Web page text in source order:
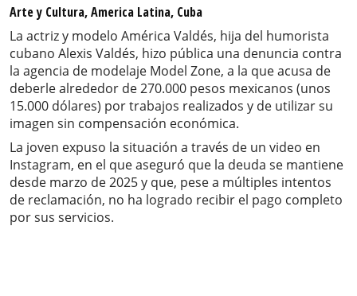
Arte y Cultura, America Latina, Cuba
La actriz y modelo América Valdés, hija del humorista
cubano Alexis Valdés, hizo pública una denuncia contra
la agencia de modelaje Model Zone, a la que acusa de
deberle alrededor de 270.000 pesos mexicanos (unos
15.000 dólares) por trabajos realizados y de utilizar su
imagen sin compensación económica.
La joven expuso la situación a través de un video en
Instagram, en el que aseguró que la deuda se mantiene
desde marzo de 2025 y que, pese a múltiples intentos
de reclamación, no ha logrado recibir el pago completo
por sus servicios.